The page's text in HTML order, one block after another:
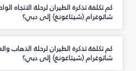
كم تكلفة تذكرة الطيران لرحلة الاتجاه
شاتوغرام (شيتاغونغ) إلى دبي؟
كم تكلفة تذكرة الطيران لرحلة الذهاب
شاتوغرام (شيتاغونغ) إلى دبي؟